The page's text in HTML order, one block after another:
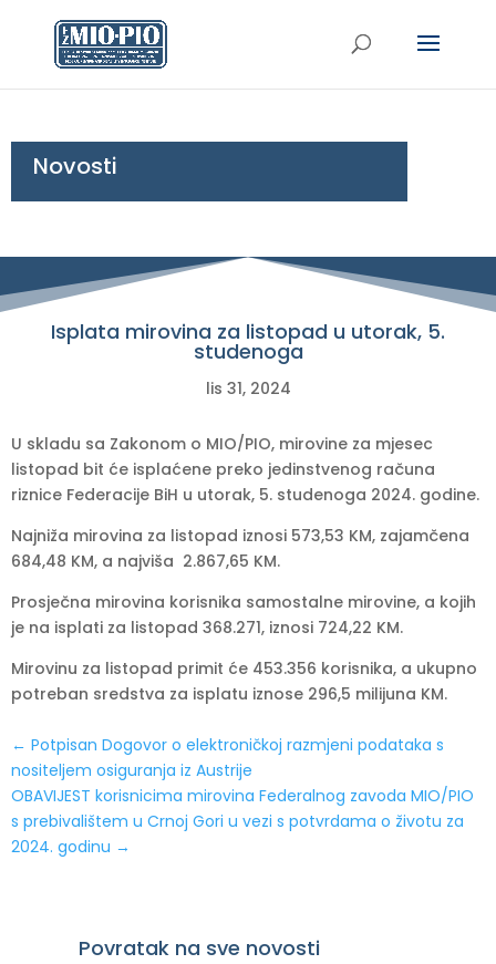
Novosti
Isplata mirovina za listopad u utorak, 5.
studenoga
lis 31, 2024
U skladu sa Zakonom o MIO/PIO, mirovine za mjesec
listopad bit će isplaćene preko jedinstvenog računa
riznice Federacije BiH u utorak, 5. studenoga 2024. godine.
Najniža mirovina za listopad iznosi 573,53 KM, zajamčena
684,48 KM, a najviša 2.867,65 KM.
Prosječna mirovina korisnika samostalne mirovine, a kojih
je na isplati za listopad 368.271, iznosi 724,22 KM.
Mirovinu za listopad primit će 453.356 korisnika, a ukupno
potreban sredstva za isplatu iznose 296,5 milijuna KM.
← Potpisan Dogovor o elektroničkoj razmjeni podataka s
nositeljem osiguranja iz Austrije
OBAVIJEST korisnicima mirovina Federalnog zavoda MIO/PIO
s prebivalištem u Crnoj Gori u vezi s potvrdama o životu za
2024. godinu →
Povratak na sve novosti